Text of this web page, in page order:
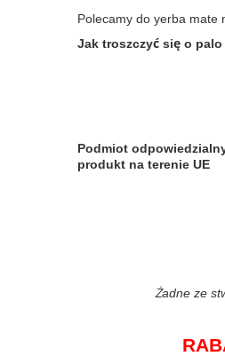
Polecamy do yerba mate
Jak troszczyć się o palo
Podmiot
produkt na terenie UE
Żadne ze